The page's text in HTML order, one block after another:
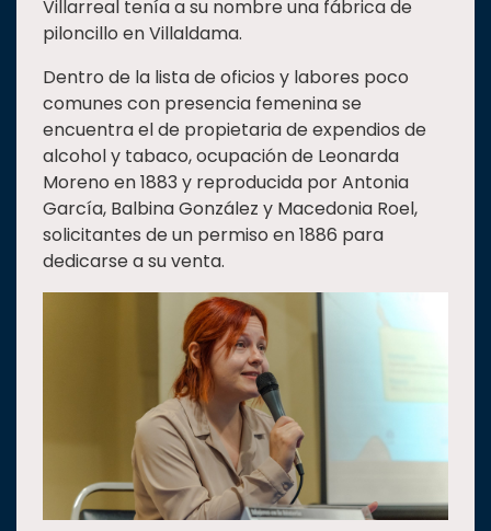
Villarreal tenía a su nombre una fábrica de
piloncillo en Villaldama.
Dentro de la lista de oficios y labores poco
comunes con presencia femenina se
encuentra el de propietaria de expendios de
alcohol y tabaco, ocupación de Leonarda
Moreno en 1883 y reproducida por Antonia
García, Balbina González y Macedonia Roel,
solicitantes de un permiso en 1886 para
dedicarse a su venta.